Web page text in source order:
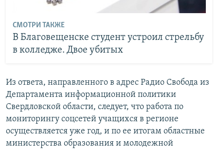
СМОТРИ ТАКЖЕ
В Благовещенске студент устроил стрельбу
в колледже. Двое убитых
Из ответа, направленного в адрес Радио Свобода из
Департамента информационной политики
Свердловской области, следует, что работа по
мониторингу соцсетей учащихся в регионе
осуществляется уже год, и по ее итогам областные
министерства образования и молодежной